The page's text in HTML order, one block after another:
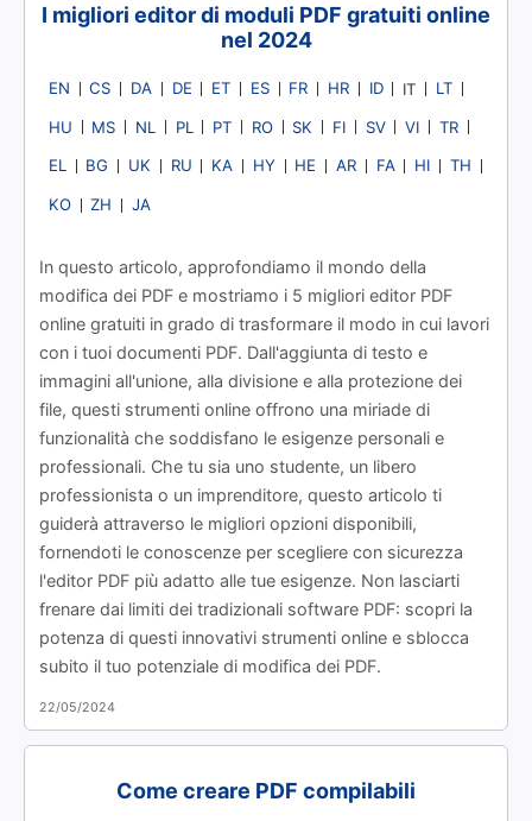
I migliori editor di moduli PDF gratuiti online
nel 2024
EN CS DA DE ET ES FR HR ID IT LT
HU MS NL PL PT RO SK FI SV VI TR
EL BG UK RU KA HY HE AR FA HI TH
KO ZH JA
In questo articolo, approfondiamo il mondo della
modifica dei PDF e mostriamo i 5 migliori editor PDF
online gratuiti in grado di trasformare il modo in cui lavori
con i tuoi documenti PDF. Dall'aggiunta di testo e
immagini all'unione, alla divisione e alla protezione dei
file, questi strumenti online offrono una miriade di
funzionalità che soddisfano le esigenze personali e
professionali. Che tu sia uno studente, un libero
professionista o un imprenditore, questo articolo ti
guiderà attraverso le migliori opzioni disponibili,
fornendoti le conoscenze per scegliere con sicurezza
l'editor PDF più adatto alle tue esigenze. Non lasciarti
frenare dai limiti dei tradizionali software PDF: scopri la
potenza di questi innovativi strumenti online e sblocca
subito il tuo potenziale di modifica dei PDF.
22/05/2024
Come creare PDF compilabili